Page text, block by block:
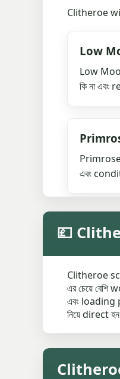
Clitheroe
Low
Low
কি না এবং
Primrose
এবং
💷
Clitheroe
এর চেয়ে
এবং loading
নিয়ে direct
Clitheroe-